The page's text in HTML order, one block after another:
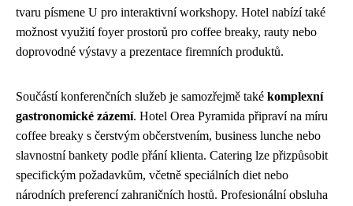
tvaru písmene U pro interaktivní workshopy. Hotel nabízí také
možnost využití foyer prostorů pro coffee breaky, rauty nebo
doprovodné výstavy a prezentace firemních produktů.
Součástí konferenčních služeb je samozřejmě také komplexní
gastronomické zázemí. Hotel Orea Pyramida připraví na míru
coffee breaky s čerstvým občerstvením, business lunche nebo
slavnostní bankety podle přání klienta. Catering lze přizpůsobit
specifickým požadavkům, včetně speciálních diet nebo
národních preferencí zahraničních hostů. Profesionální obsluha